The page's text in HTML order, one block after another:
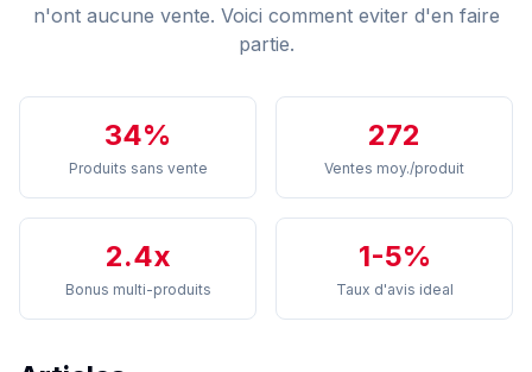
n'ont aucune vente. Voici comment eviter d'en faire
partie.
34%
Produits sans vente
272
Ventes moy./produit
2.4x
Bonus multi-produits
1-5%
Taux d'avis ideal